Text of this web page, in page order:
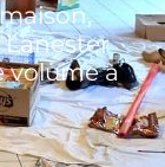
volume à